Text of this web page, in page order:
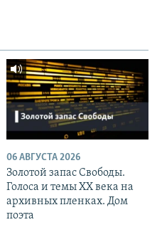
06 АВГУСТА 2026
Золотой запас Свободы.
Голоса и темы XX века на
архивных пленках. Дом
поэта